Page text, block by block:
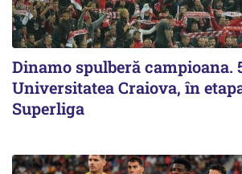
Dinamo spulberă campioana.
Universitatea Craiova, în
Superliga